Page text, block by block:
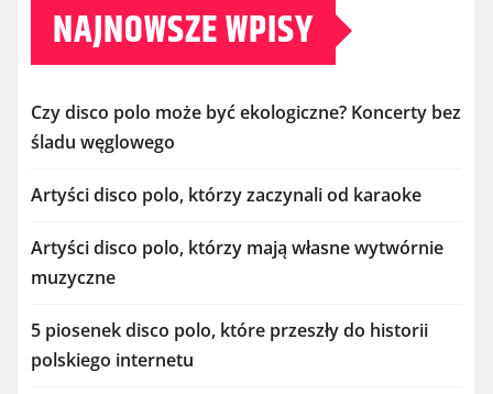
NAJNOWSZE WPISY
Czy disco polo może być ekologiczne? Koncerty bez
śladu węglowego
Artyści disco polo, którzy zaczynali od karaoke
Artyści disco polo, którzy mają własne wytwórnie
muzyczne
5 piosenek disco polo, które przeszły do historii
polskiego internetu